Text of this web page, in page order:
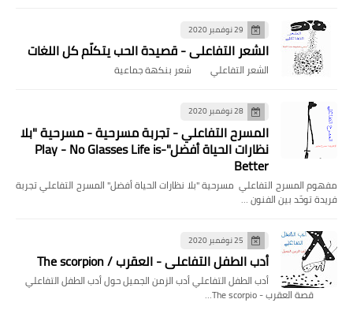
29 نوفمبر 2020
الشعر التفاعلي - قصيدة الحب يتكلّم كل اللغات
الشعر التفاعلي شعر بنكهة جماعية
28 نوفمبر 2020
المسرح التفاعلي - تجربة مسرحية - مسرحية "بلا
نظارات الحياة أفضل"-Play - No Glasses Life is
Better
مفهوم المسرح التفاعلي مسرحية "بلا نظارات الحياة أفضل" المسرح التفاعلي تجربة
فريدة توحّد بين الفنون …
25 نوفمبر 2020
أدب الطفل التفاعلي - العقرب / The scorpion
أدب الطفل التفاعلي أدب الزمن الجميل حول أدب الطفل التفاعلي
قصة العقرب - The scorpio…